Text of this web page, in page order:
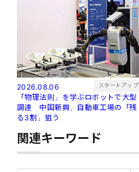
2026.08.06 スタートアップ
「物理法則」を学ぶロボットで大型
調達 中国新興、自動車工場の「残
る3割」狙う
関連キーワード